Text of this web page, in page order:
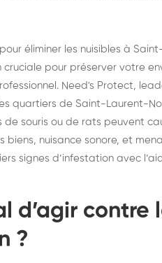
intervention
France
éliminer les nuisibles à
pour préserver votre
Need's Protect,
quartiers de Saint-Laurent-
souris ou de rats peuvent
nuisance sonore, et
signes d’infestation avec
d’agir contre
?